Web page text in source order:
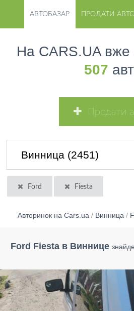
АВТОБАЗАР ПРОДАТИ
На CARS.UA вже
507
Продати
Ford Fiesta
Авторинок на Cars.ua / Винница /
Ford Fiesta в Виннице